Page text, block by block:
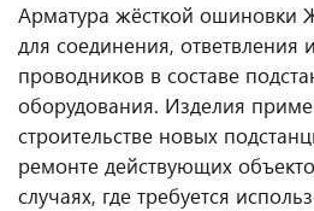
Арматура жёсткой ошиновки
для соединения, ответвления
проводников в составе
оборудования. Изделия
строительстве новых
ремонте действующих
случаях, где требуется